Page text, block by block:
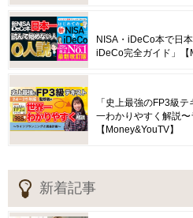
NISA・iDeCo本で日
iDeCo完全ガイド」【
「史上最強のFP3級
一わかりやすく解説
【Money&YouTV】
新着記事